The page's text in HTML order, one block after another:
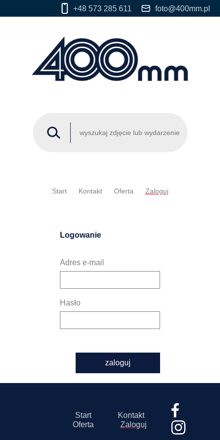
+48 573 285 611 foto@400mm.pl
Start Kontakt Oferta Zaloguj
Logowanie
Adres e-mail
Hasło
zaloguj
Start
Kontakt
Oferta
Zaloguj